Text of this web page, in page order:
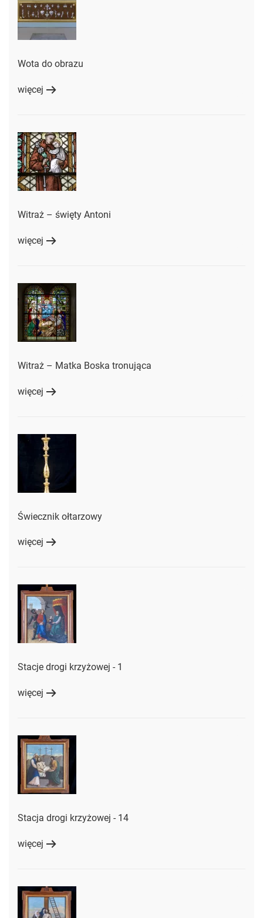
Wota do obrazu
więcej
Witraż – święty Antoni
więcej
Witraż – Matka Boska tronująca
więcej
Świecznik ołtarzowy
więcej
Stacje drogi krzyżowej - 1
więcej
Stacja drogi krzyżowej - 14
więcej